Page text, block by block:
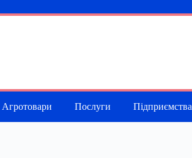
Агротовари Послуги Підприємства